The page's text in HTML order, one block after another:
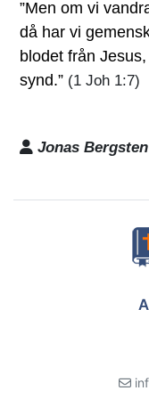
”Men om vi
då har vi
blodet från
synd.” (1 Joh 1:7)
Jonas Bergsten